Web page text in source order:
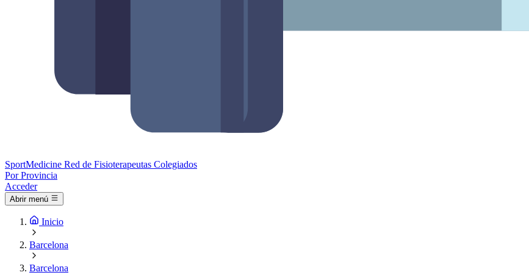
SportMedicine Red de Fisioterapeutas Colegiados
Por Provincia
Acceder
Abrir menú
Inicio
Barcelona
Barcelona